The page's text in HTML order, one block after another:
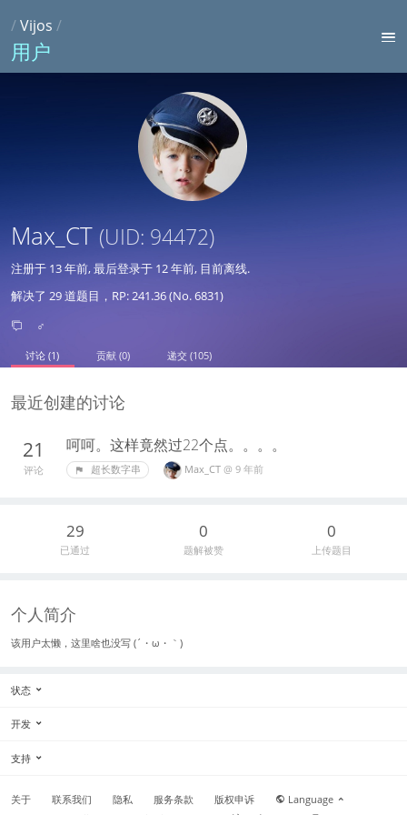
/Vijos /
用户
Max_CT (UID: 94472)
注册于 13 年前, 最后登录于 12 年前, 目前离线.
解决了 29 道题目，RP: 241.36 (No. 6831)
♂
讨论 (1) 贡献 (0) 递交 (105)
最近创建的讨论
21
评论
呵呵。这样竟然过22个点。。。。
超长数字串 Max_CT @ 9 年前
29
已通过
0
题解被赞
0
上传题目
个人简介
该用户太懒，这里啥也没写 (´・ω・｀)
状态
开发
支持
关于 联系我们 隐私 服务条款 版权申诉
Language